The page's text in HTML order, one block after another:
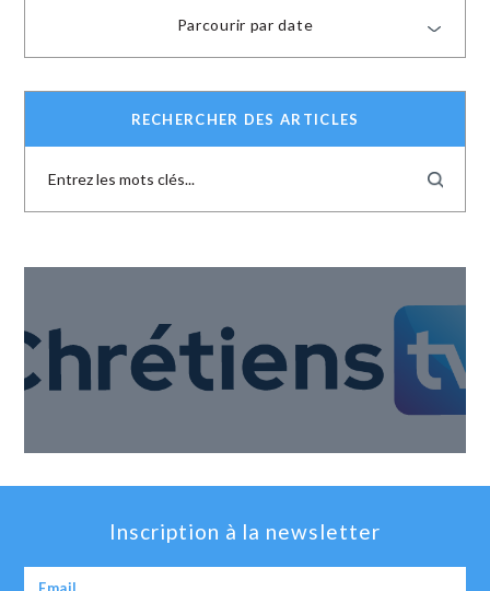
Parcourir par date
RECHERCHER DES ARTICLES
Inscription à la newsletter